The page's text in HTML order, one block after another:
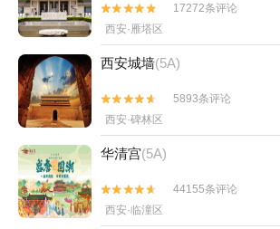


17272条评论
西安·雁塔区
西安城墙(5A)


5893条评论
西安·碑林区
华清宫(5A)


44155条评论
西安·临潼区